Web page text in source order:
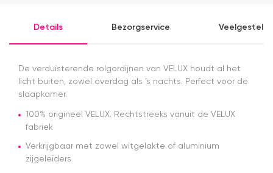
eens snel
levering en
van
Nog een
Details Bezorgservice
De verduisterende rolgordijnen van VELUX houdt al het
licht buiten, zowel overdag als ’s nachts. Perfect voor de
slaapkamer.
100% origineel VELUX. Rechtstreeks vanuit de VELUX
fabriek
Verkrijgbaar met zowel witgelakte of aluminium
zijgeleiders